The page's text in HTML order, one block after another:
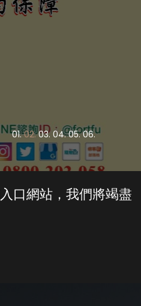
01. 02. 03. 04. 05. 06.
口網站，我們將竭盡